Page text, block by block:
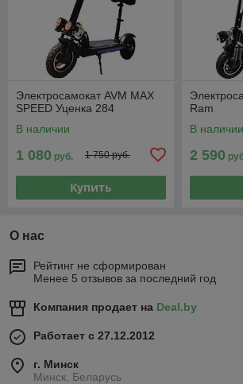
Электросамокат AVM MAX
SPEED Уценка 284
В наличии
1 080 руб. 1 750 руб.
Купить
Ram
В наличии
2 590
О нас
Рейтинг не сформирован
Менее 5 отзывов за последний год
Компания продает на Deal.by
Работает с 27.12.2012
г. Минск
Минск, Беларусь